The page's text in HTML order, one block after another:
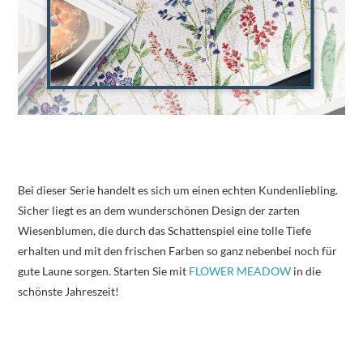
Bei dieser Serie handelt es sich um einen echten Kundenliebling.
Sicher liegt es an dem wunderschönen Design der zarten
Wiesenblumen, die durch das Schattenspiel eine tolle Tiefe
erhalten und mit den frischen Farben so ganz nebenbei noch für
gute Laune sorgen. Starten Sie mit FLOWER MEADOW in die
schönste Jahreszeit!